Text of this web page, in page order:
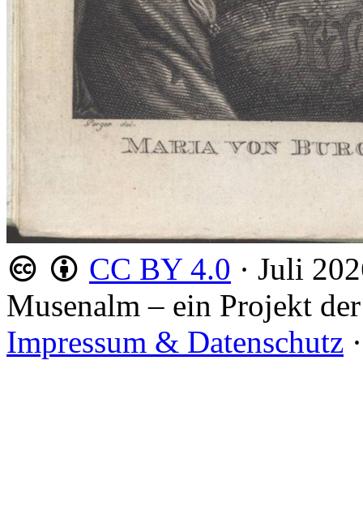
CC BY 4.0 · Juli
Musenalm – ein Projekt der
Impressum & Datenschutz ·